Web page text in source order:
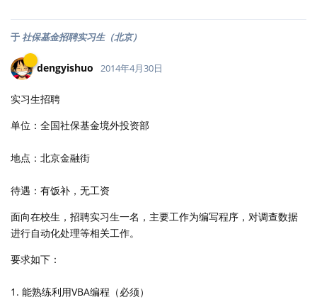
于社保基金招聘实习生（北京）
dengyishuo 2014年4月30日
实习生招聘
单位：全国社保基金境外投资部
地点：北京金融街
待遇：有饭补，无工资
面向在校生，招聘实习生一名，主要工作为编写程序，对调查数据
进行自动化处理等相关工作。
要求如下：
1. 能熟练利用VBA编程（必须）